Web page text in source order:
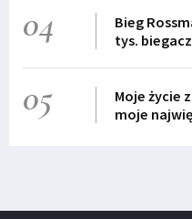
04
Bieg
tys.
05
Moje życie
moje